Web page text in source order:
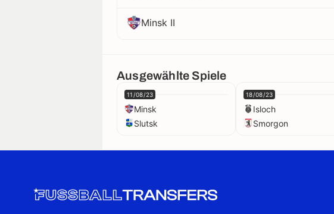
Minsk II
Ausgewählte Spiele
11/08/23
Minsk
Slutsk
18/08/23
Isloch
Smorgon